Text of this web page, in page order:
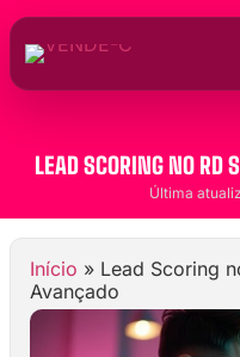
LEAD SCORING NO RD
Última
Início » Lead Scoring
Avançado